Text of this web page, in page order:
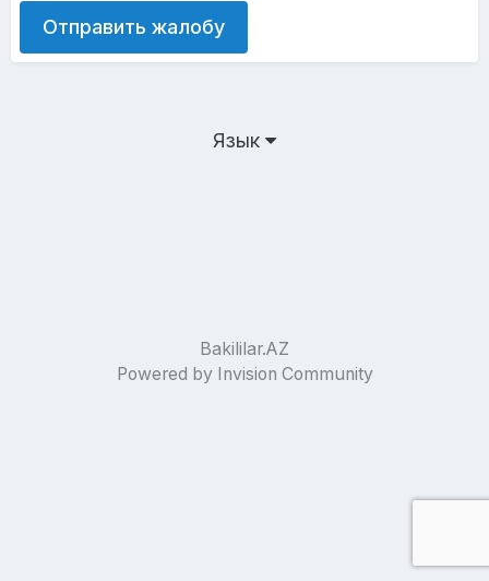
Отправить жалобу
Язык
Bakililar.AZ
Powered by Invision Community